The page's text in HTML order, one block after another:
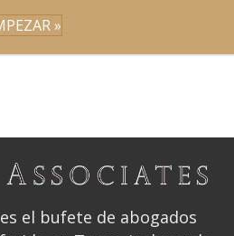
»
el bufete de abogados